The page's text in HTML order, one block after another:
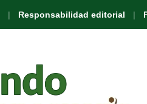
Responsabilidad editorial